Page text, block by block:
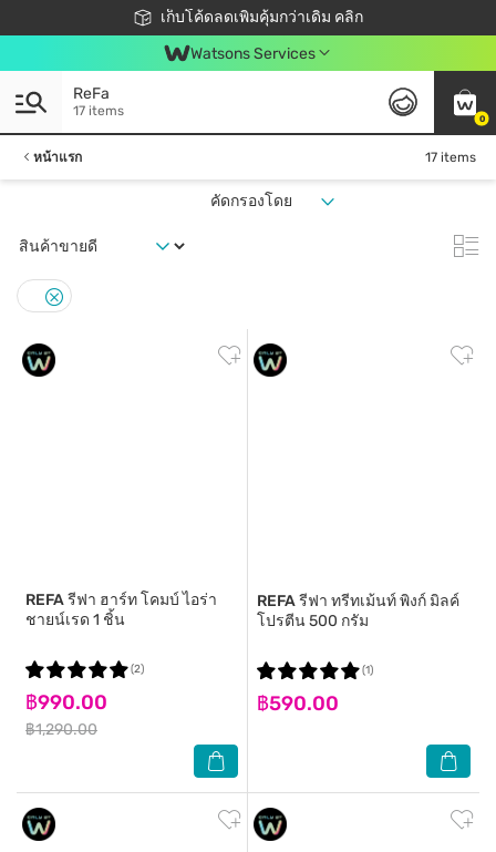
เก็บโค้ดลดเพิ่มคุ้มกว่าเดิม คลิก
ชอปออนไลน์ครั้งแรก ลดเพิ่มจุก ๆ 10%! 🎉
📦ส่งฟรี! เมื่อชอป 499฿
สมาชิกวัตสัน คลับดียังไง?
Watsons Services
0
ReFa
17 items
หน้าแรก 17 items
คัดกรองโดย
REFAรีฟา ฮาร์ท โคมบ์ ไอร่า
ชายน์เรด 1 ชิ้น
฿990.00
฿1,290.00
(2)
REFAรีฟา ทรีทเม้นท์ พิงก์ มิลค์
โปรตีน 500 กรัม
฿590.00
(1)